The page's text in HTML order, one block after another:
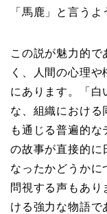
「馬鹿」と言う
この説が魅力的で
く、人間の心理
にあります。「白
な、組織における
も通じる普遍的な
の故事が直接的に
なったかどうかに
問視する声もあり
ける強力な物語で